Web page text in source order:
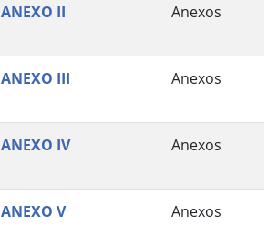
ANEXO II Anexos
ANEXO III Anexos
ANEXO IV Anexos
ANEXO V Anexos